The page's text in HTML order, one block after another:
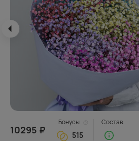
10295 ₽
Бонусы
515
Состав